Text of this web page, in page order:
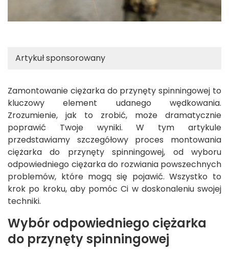
Artykuł sponsorowany
Zamontowanie ciężarka do przynęty spinningowej to
kluczowy element udanego wędkowania.
Zrozumienie, jak to zrobić, może dramatycznie
poprawić Twoje wyniki. W tym artykule
przedstawiamy szczegółowy proces montowania
ciężarka do przynęty spinningowej, od wyboru
odpowiedniego ciężarka do rozwiania powszechnych
problemów, które mogą się pojawić. Wszystko to
krok po kroku, aby pomóc Ci w doskonaleniu swojej
techniki.
Wybór odpowiedniego ciężarka
do przynęty spinningowej